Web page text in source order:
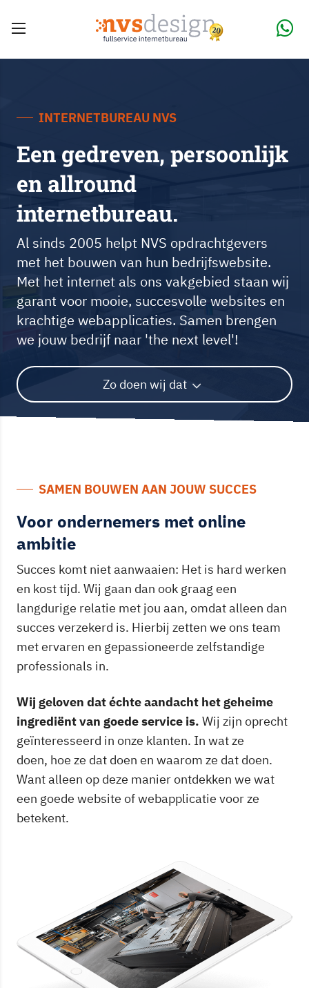
INTERNETBUREAU NVS
Een gedreven, persoonlijk
en allround
internetbureau.
Al sinds 2005 helpt NVS opdrachtgevers
met het bouwen van hun bedrijfswebsite.
Met het internet als ons vakgebied staan wij
garant voor mooie, succesvolle websites en
krachtige webapplicaties. Samen brengen
we jouw bedrijf naar 'the next level'!
Zo doen wij dat
SAMEN BOUWEN AAN JOUW SUCCES
Voor ondernemers met online
ambitie
Succes komt niet aanwaaien: Het is hard werken
en kost tijd. Wij gaan dan ook graag een
langdurige relatie met jou aan, omdat alleen dan
succes verzekerd is. Hierbij zetten we ons team
met ervaren en gepassioneerde zelfstandige
professionals in.
Wij geloven dat échte aandacht het geheime
ingrediënt van goede service is. Wij zijn oprecht
geïnteresseerd in onze klanten. In wat ze
doen, hoe ze dat doen en waarom ze dat doen.
Want alleen op deze manier ontdekken we wat
een goede website of webapplicatie voor ze
betekent.